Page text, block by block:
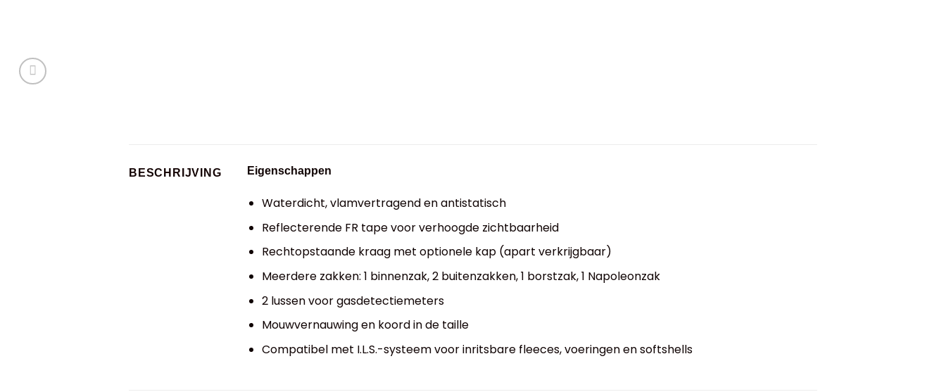
BESCHRIJVING Eigenschappen
Waterdicht, vlamvertragend en antistatisch
Reflecterende FR tape voor verhoogde zichtbaarheid
Rechtopstaande kraag met optionele kap (apart verkrijgbaar)
Meerdere zakken: 1 binnenzak, 2 buitenzakken, 1 borstzak, 1 Napoleonzak
2 lussen voor gasdetectiemeters
Mouwvernauwing en koord in de taille
Compatibel met I.L.S.-systeem voor inritsbare fleeces, voeringen en softshells